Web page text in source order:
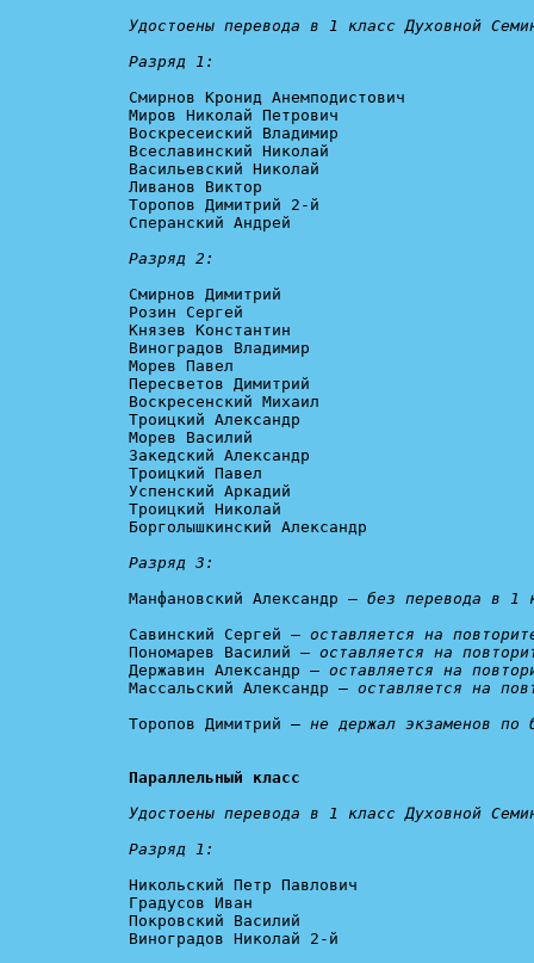
Удостоены перевода в 1 класс Духовной
Разряд 1:
Смирнов Кронид Анемподистович
Миров Николай Петрович
Воскресеиский Владимир
Всеславинский Николай
Васильевский Николай
Ливанов Виктор
Торопов Димитрий 2-й
Сперанский Андрей
Разряд 2:
Смирнов Димитрий
Розин Сергей
Князев Константин
Виноградов Владимир
Морев Павел
Пересветов Димитрий
Воскресенский Михаил
Троицкий Александр
Морев Василий
Закедский Александр
Троицкий Павел
Успенский Аркадий
Троицкий Николай
Борголышкинский Александр
Разряд 3:
Манфановский Александр — без перевода в 1
Савинский Сергей — оставляется на
Пономарев Василий — оставляется на
Державин Александр — оставляется на
Массальский Александр — оставляется на
Торопов Димитрий — не держал экзаменов по
Параллельный класс
Удостоены перевода в 1 класс Духовной
Разряд 1:
Никольский Петр Павлович
Градусов Иван
Покровский Василий
Виноградов Николай 2-й